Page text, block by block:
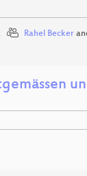
Rahel Becker